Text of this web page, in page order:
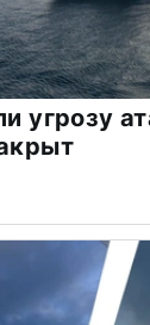
угрозу